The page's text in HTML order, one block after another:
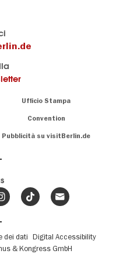
Ufficio Stampa
Convention
Pubblicità su visitBerlin.de
dei dati Digital Accessibility
& Kongress GmbH